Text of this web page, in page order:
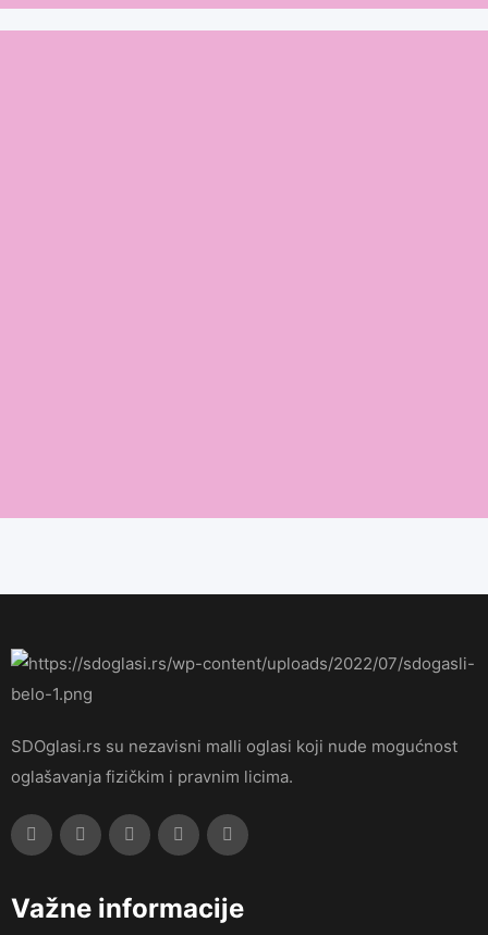
SDOglasi.rs su nezavisni malli oglasi koji nude mogućnost
oglašavanja fizičkim i pravnim licima.
Važne informacije